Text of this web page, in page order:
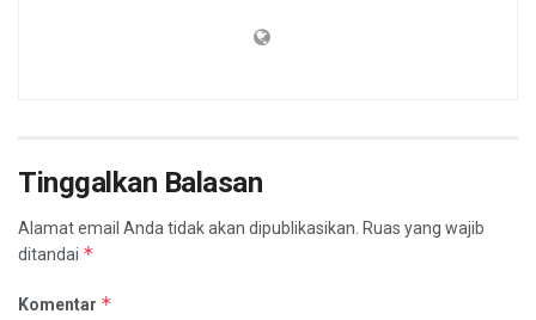
Tinggalkan Balasan
Alamat email Anda tidak akan dipublikasikan. Ruas yang wajib
ditandai *
Komentar *